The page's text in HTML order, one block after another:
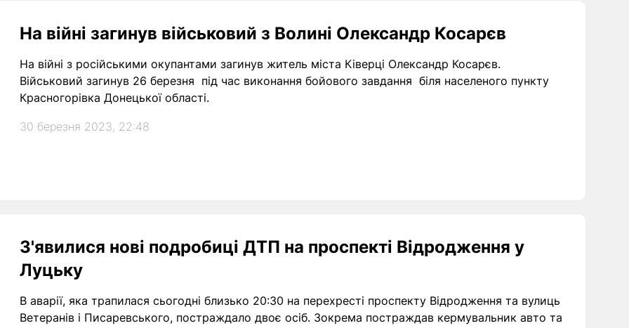
На війні загинув військовий з Волині Олександр Косарєв
На війні з російськими окупантами загинув житель міста Ківерці Олександр Косарєв.
Військовий загинув 26 березня під час виконання бойового завдання біля населеного пункту
Красногорівка Донецької області.
30 березня 2023, 22:48
З'явилися нові подробиці ДТП на проспекті Відродження у
Луцьку
В аварії, яка трапилася сьогодні близько 20:30 на перехресті проспекту Відродження та вулиць
Ветеранів і Писаревського, постраждало двоє осіб. Зокрема постраждав кермувальник авто та